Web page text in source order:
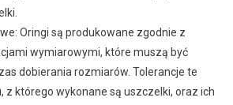
Oringi są produkowane zgodnie z
wymiarowymi, które muszą być
dobierania rozmiarów. Tolerancje te
z którego wykonane są uszczelki, oraz ich